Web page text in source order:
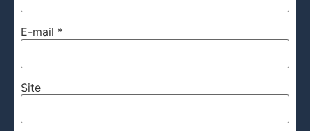
E-mail *
Site